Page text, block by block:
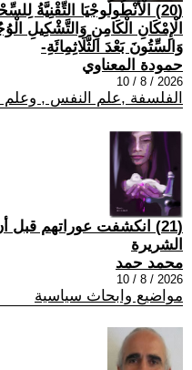
(20) الْأَنْطُولُوجْيَا التِّقْنِيَّةُ
الْإِمْكَانِ الْكَامِنِ وَالتَّشْكِيلِ
وَالسِّتُونَ بَعْدَ الثَّلَاثِمِائَةِ-
حمودة المعناوي
2026 / 8 / 10
الفلسفة ,علم النفس , وعلم
(21) انكشفت عوراتهم قبل
الشريرة
محمد حمد
2026 / 8 / 10
مواضيع وابحاث سياسية